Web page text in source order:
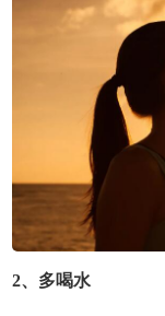
2、多喝水